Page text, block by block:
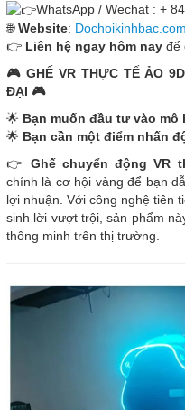
WhatsApp / Wechat : +
🌐Website: Dochoikinhbac.com
👉 Liên hệ ngay hôm nay để
🎮 GHẾ VR THỰC TẾ ẢO
ĐẠI 🎮
🌟 Bạn muốn đầu tư vào
🌟 Bạn cần một điểm nhấn
👉Ghế chuyển động VR
chính là cơ hội vàng để bạn
lợi nhuận. Với công nghệ tiên
sinh lời vượt trội, sản phẩm
thông minh trên thị trường.